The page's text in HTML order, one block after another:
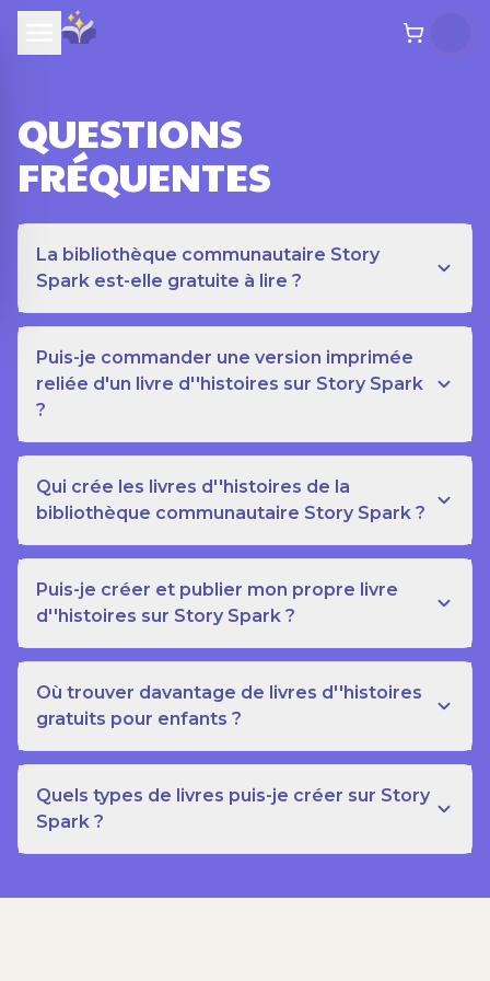
QUESTIONS
FRÉQUENTES
La bibliothèque communautaire Story
Spark est-elle gratuite à lire ?
Puis-je commander une version imprimée
reliée d'un livre d''histoires sur Story Spark
?
Qui crée les livres d''histoires de la
bibliothèque communautaire Story Spark ?
Puis-je créer et publier mon propre livre
d''histoires sur Story Spark ?
Où trouver davantage de livres d''histoires
gratuits pour enfants ?
Quels types de livres puis-je créer sur Story
Spark ?